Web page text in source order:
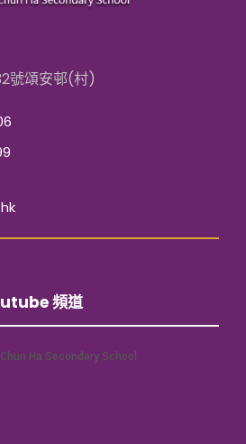
號頌安邨(村)
頻道